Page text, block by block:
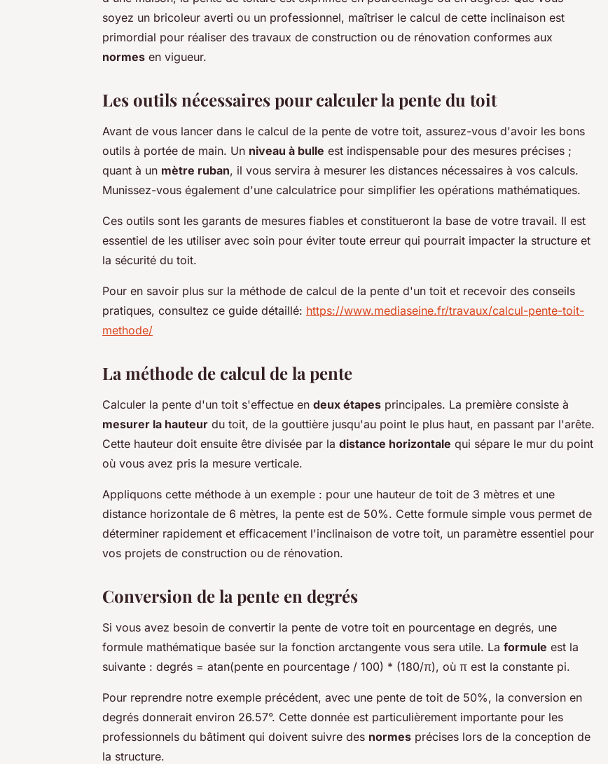
soyez un bricoleur averti ou un professionnel, maîtriser le calcul de cette inclinaison est
primordial pour réaliser des travaux de construction ou de rénovation conformes aux
normes en vigueur.
Les outils nécessaires pour calculer la pente du toit
Avant de vous lancer dans le calcul de la pente de votre toit, assurez-vous d'avoir les bons
outils à portée de main. Un niveau à bulle est indispensable pour des mesures précises ;
quant à un mètre ruban, il vous servira à mesurer les distances nécessaires à vos calculs.
Munissez-vous également d'une calculatrice pour simplifier les opérations mathématiques.
Ces outils sont les garants de mesures fiables et constitueront la base de votre travail. Il est
essentiel de les utiliser avec soin pour éviter toute erreur qui pourrait impacter la structure et
la sécurité du toit.
Pour en savoir plus sur la méthode de calcul de la pente d'un toit et recevoir des conseils
pratiques, consultez ce guide détaillé: https://www.mediaseine.fr/travaux/calcul-pente-toit-
methode/
La méthode de calcul de la pente
Calculer la pente d'un toit s'effectue en deux étapes principales. La première consiste à
mesurer la hauteur du toit, de la gouttière jusqu'au point le plus haut, en passant par l'arête.
Cette hauteur doit ensuite être divisée par la distance horizontale qui sépare le mur du point
où vous avez pris la mesure verticale.
Appliquons cette méthode à un exemple : pour une hauteur de toit de 3 mètres et une
distance horizontale de 6 mètres, la pente est de 50%. Cette formule simple vous permet de
déterminer rapidement et efficacement l'inclinaison de votre toit, un paramètre essentiel pour
vos projets de construction ou de rénovation.
Conversion de la pente en degrés
Si vous avez besoin de convertir la pente de votre toit en pourcentage en degrés, une
formule mathématique basée sur la fonction arctangente vous sera utile. La formule est la
suivante : degrés = atan(pente en pourcentage / 100) * (180/π), où π est la constante pi.
Pour reprendre notre exemple précédent, avec une pente de toit de 50%, la conversion en
degrés donnerait environ 26.57°. Cette donnée est particulièrement importante pour les
professionnels du bâtiment qui doivent suivre des normes précises lors de la conception de
la structure.